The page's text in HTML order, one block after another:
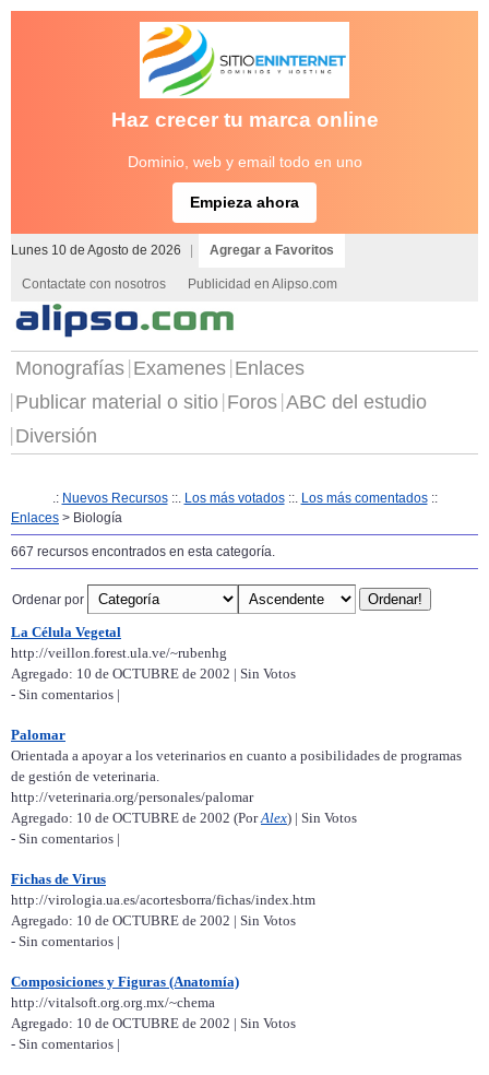
Haz crecer tu marca online
Dominio, web y email todo en uno
Empieza ahora
Lunes 10 de Agosto de 2026 Agregar a Favoritos
Contactate con nosotros Publicidad en Alipso.com
Monografías Examenes Enlaces
Publicar material o sitio Foros ABC del estudio
Diversión
.: Nuevos Recursos::. Los más votados::. Los más comentados::
Enlaces > Biología
667 recursos encontrados en esta categoría.
Ordenar por
La Célula Vegetal
http://veillon.forest.ula.ve/~rubenhg
Agregado: 10 de OCTUBRE de 2002 | Sin Votos
- Sin comentarios |
Palomar
Orientada a apoyar a los veterinarios en cuanto a posibilidades de programas
de gestión de veterinaria.
http://veterinaria.org/personales/palomar
Agregado: 10 de OCTUBRE de 2002 (PorAlex) | Sin Votos
- Sin comentarios |
Fichas de Virus
http://virologia.ua.es/acortesborra/fichas/index.htm
Agregado: 10 de OCTUBRE de 2002 | Sin Votos
- Sin comentarios |
Composiciones y Figuras (Anatomía)
http://vitalsoft.org.org.mx/~chema
Agregado: 10 de OCTUBRE de 2002 | Sin Votos
- Sin comentarios |